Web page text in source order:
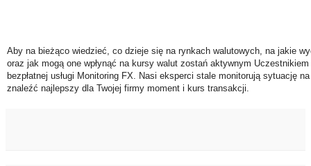
Aby na bieżąco wiedzieć, co dzieje się na rynkach walutowych, na jakie
oraz jak mogą one wpłynąć na kursy walut zostań aktywnym
bezpłatnej usługi Monitoring FX. Nasi eksperci stale monitorują sytuację
znaleźć najlepszy dla Twojej firmy moment i kurs transakcji.